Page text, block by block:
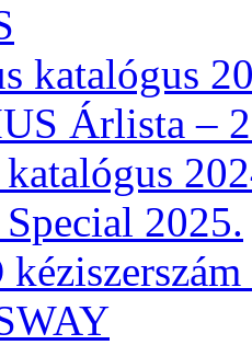
katalógus
Árlista –
2025.